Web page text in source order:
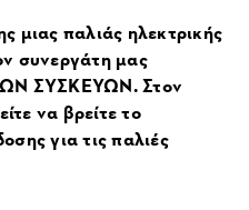
μιας παλιάς ηλεκτρικής
συνεργάτη μας
ΣΥΣΚΕΥΩΝ. Στον
να βρείτε το
για τις παλιές